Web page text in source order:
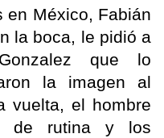
en México, Fabián
la boca, le pidió a
que lo
la imagen al
vuelta, el hombre
de rutina y los